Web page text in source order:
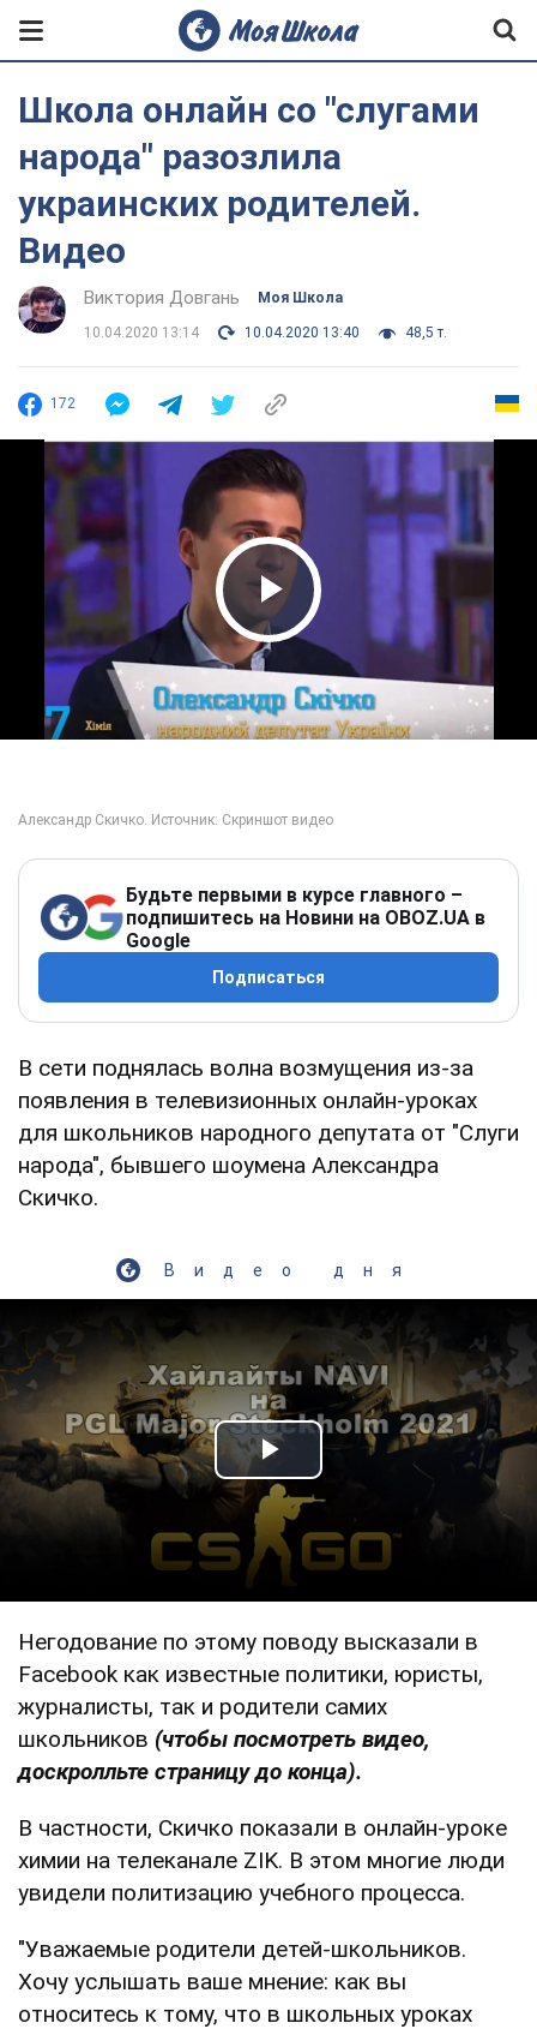
Школа онлайн со "слугами
народа" разозлила
украинских родителей.
Видео
Виктория Довгань Моя Школа
10.04.2020 13:14 10.04.2020 13:40 48,5 т.
172
Play Video
Будьте первыми в курсе главного –
подпишитесь на Новини на OBOZ.UA в
Google
Подписаться
В сети поднялась волна возмущения из-за
появления в телевизионных онлайн-уроках
для школьников народного депутата от "Слуги
народа", бывшего шоумена Александра
Скичко.
Видео дня
Play Video
Негодование по этому поводу высказали в
Facebook как известные политики, юристы,
журналисты, так и родители самих
школьников (чтобы посмотреть видео,
доскролльте страницу до конца).
В частности, Скичко показали в онлайн-уроке
химии на телеканале ZIK. В этом многие люди
увидели политизацию учебного процесса.
"Уважаемые родители детей-школьников.
Хочу услышать ваше мнение: как вы
относитесь к тому, что в школьных уроках